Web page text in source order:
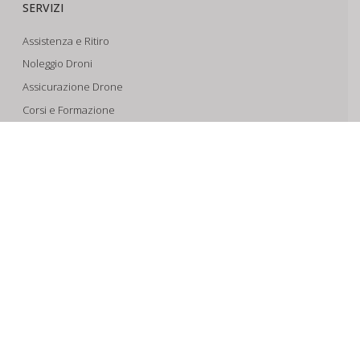
SERVIZI
Assistenza e Ritiro
Noleggio Droni
Assicurazione Drone
Corsi e Formazione